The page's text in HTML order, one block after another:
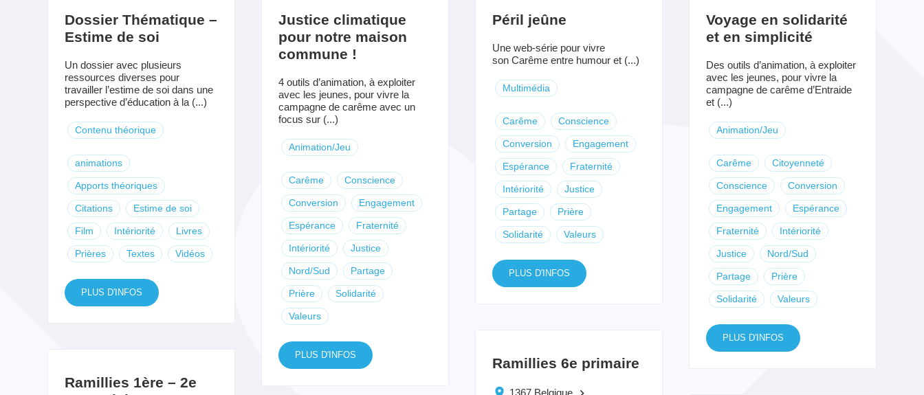
Dossier Thématique –
Estime de soi
Un dossier avec plusieurs
ressources diverses pour
travailler l’estime de soi dans une
perspective d’éducation à la (...)
Contenu théorique
animations
Apports théoriques
Citations Estime de soi
Film Intériorité Livres
Prières Textes Vidéos
PLUS D'INFOS
Justice climatique
pour notre maison
commune !
4 outils d’animation, à exploiter
avec les jeunes, pour vivre la
campagne de carême avec un
focus sur (...)
Animation/Jeu
Carême Conscience
Conversion Engagement
Espérance Fraternité
Intériorité Justice
Nord/Sud Partage
Prière Solidarité
Valeurs
PLUS D'INFOS
Péril jeûne
Une web-série pour vivre
son Carême entre humour et (...)
Multimédia
Carême Conscience
Conversion Engagement
Espérance Fraternité
Intériorité Justice
Partage Prière
Solidarité Valeurs
PLUS D'INFOS
Voyage en solidarité
et en simplicité
Des outils d’animation, à exploiter
avec les jeunes, pour vivre la
campagne de carême d’Entraide
et (...)
Animation/Jeu
Carême Citoyenneté
Conscience Conversion
Engagement Espérance
Fraternité Intériorité
Justice Nord/Sud
Partage Prière
Solidarité Valeurs
PLUS D'INFOS
Ramillies 6e primaire
1367 Belgique
Ramillies 1ère – 2e